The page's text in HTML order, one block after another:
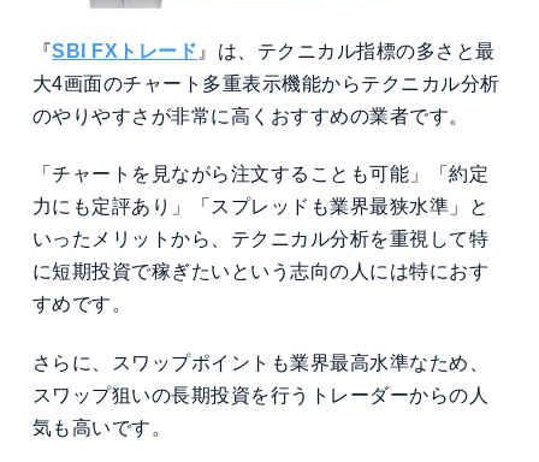
『SBI FXトレード 』は、テクニカル指標の多さと最
大4画面のチャート多重表示機能からテクニカル分析
のやりやすさが非常に高くおすすめの業者です。
「チャートを見ながら注文することも可能」「約定
力にも定評あり」「スプレッドも業界最狭水準」と
いったメリットから、テクニカル分析を重視して特
に短期投資で稼ぎたいという志向の人には特におす
すめです。
さらに、スワップポイントも業界最高水準なため、
スワップ狙いの長期投資を行うトレーダーからの人
気も高いです。